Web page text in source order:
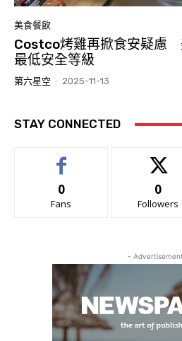
美食餐飲
Costco烤雞再掀食安疑慮
最低安全等級
第六星空 - 2025-11-13
STAY CONNECTED
0
Fans
0
Followers
-